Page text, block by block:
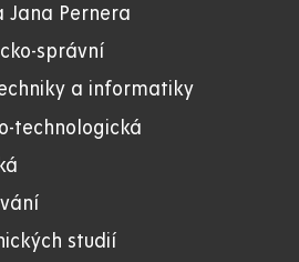
Jana Pernera
správní
a informatiky
technologická
studií